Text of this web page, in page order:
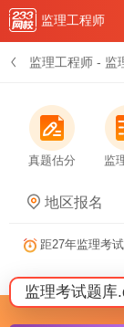
监理工程师
监理工程师 - 监
真题估分 监
地区报名
距27年监理考
监理考试题库